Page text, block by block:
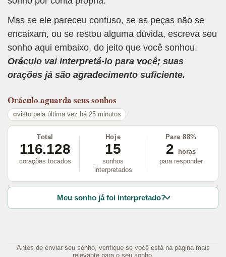
Mas se ele pareceu confuso, se as peças não se
encaixam, ou se restou alguma dúvida, escreva seu
sonho aqui embaixo, do jeito que você sonhou.
Oráculo vai interpretá-lo para você; suas
orações já são agradecimento suficiente.
Oráculo aguarda seus sonhos
visto pela última vez há 25 minutos
Total
116.128
corações tocados
Hoje
15
sonhos
interpretados
Para 88%
2
horas
para responder
Meu sonho já foi interpretado?
Antes de enviar seu sonho, verifique se você está na página mais
relevante para o seu sonho.